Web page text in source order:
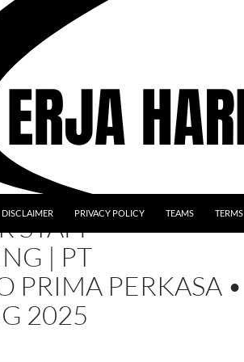
DISCLAIMER PRIVACY POLICY TEAMS TERMS
STAFF
| PT
PRIMA PERKASA •
2025